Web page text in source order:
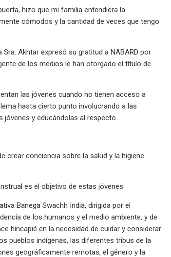
hizo que mi familia entendiera la
cómodos y la cantidad de veces que tengo
Akhtar expresó su gratitud a NABARD por
de los medios le han otorgado el título de
las jóvenes cuando no tienen acceso a
hasta cierto punto involucrando a las
y educándolas al respecto.
crear conciencia sobre la salud y la higiene
es el objetivo de estas jóvenes
Banega Swachh India, dirigida por el
de los humanos y el medio ambiente, y de
hincapié en la necesidad de cuidar y considerar
pueblos indígenas, las diferentes tribus de la
geográficamente remotas, el género y la